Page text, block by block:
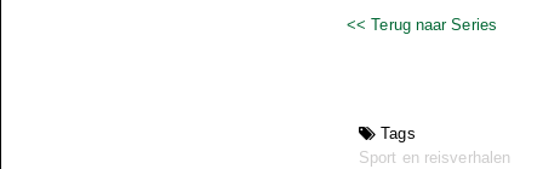
<< Terug naar Series
Tags
Sport en reisverhalen